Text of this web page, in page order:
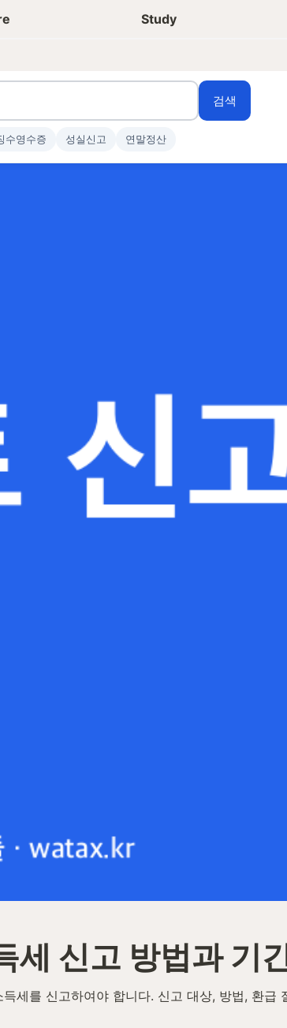
Study
세 신고 방법과 기
세를 신고하여야 합니다. 신고 대상, 방법, 환급
검색
수영수증 성실신고 연말정산